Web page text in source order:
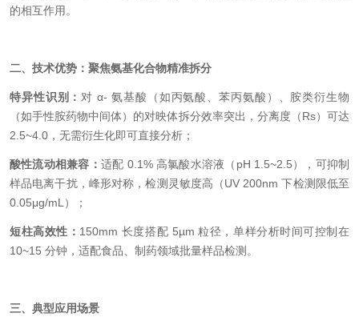
的相互作用。
二、技术优势：聚焦氨基化合物精准拆分
特异性识别： 对 α- 氨基酸（如丙氨酸、苯丙氨酸）、胺类衍生物
（如手性胺药物中间体）的对映体拆分效率突出，分离度（Rs）可达
2.5~4.0，无需衍生化即可直接分析；
酸性流动相兼容： 适配 0.1% 高氯酸水溶液（pH 1.5~2.5），可抑制
样品电离干扰，峰形对称，检测灵敏度高（UV 200nm 下检测限低至
0.05μg/mL）；
短柱高效性： 150mm 长度搭配 5µm 粒径，单样分析时间可控制在
10~15 分钟，适配食品、制药领域批量样品检测。
三、典型应用场景